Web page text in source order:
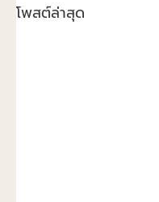
โพสต์ล่าสุด